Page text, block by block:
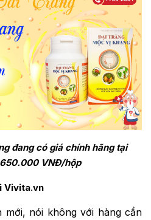
đang có giá chính hãng tại
VNĐ/hộp
Vivita.vn
mới, nói không với hàng cần